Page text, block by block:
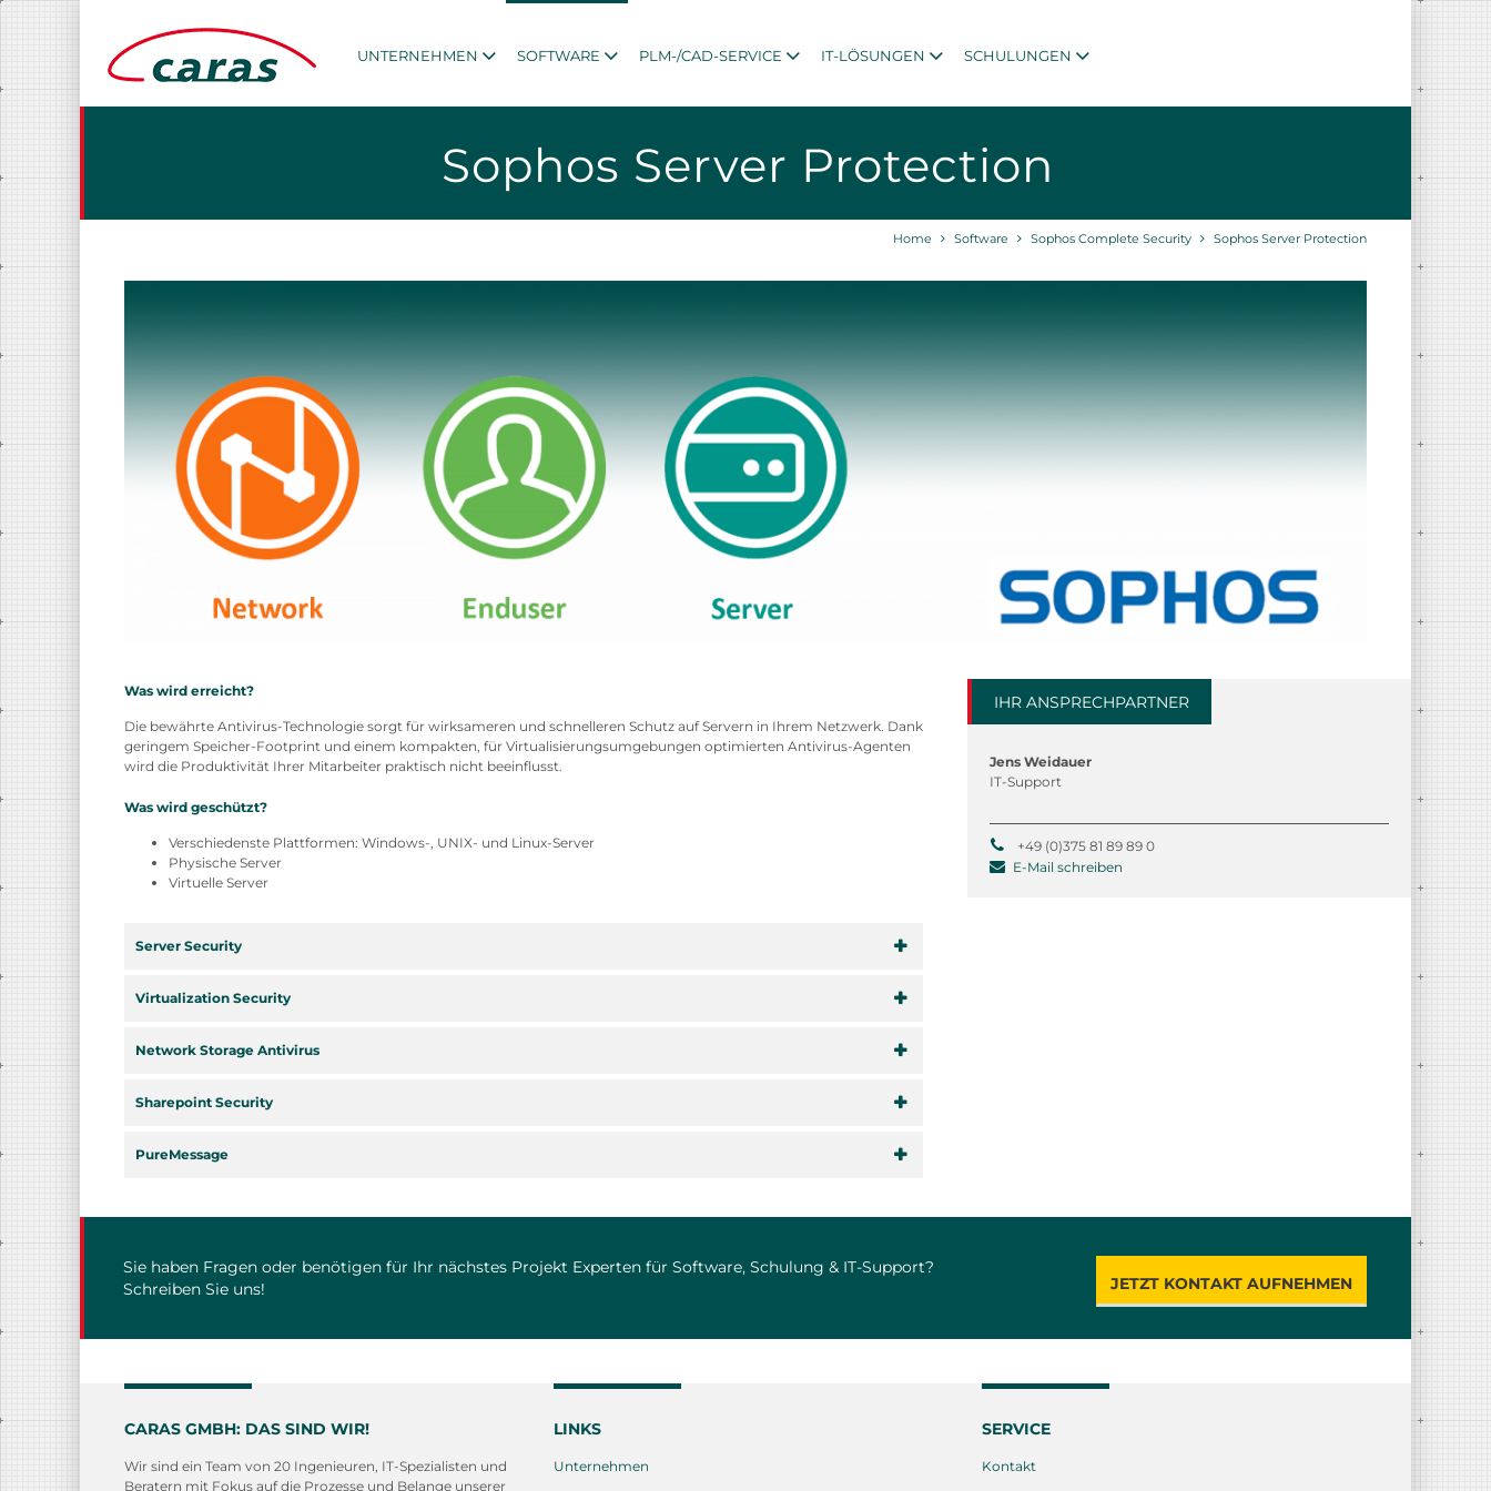
UNTERNEHMEN SOFTWARE PLM-/CAD-SERVICE IT-LÖSUNGEN SCHULUNGEN
Sophos Server Protection
Home Software Sophos Complete Security Sophos Server Protection
Was wird erreicht?
Die bewährte Antivirus-Technologie sorgt für wirksameren und schnelleren Schutz auf Servern in Ihrem Netzwerk. Dank
geringem Speicher-Footprint und einem kompakten, für Virtualisierungsumgebungen optimierten Antivirus-Agenten
wird die Produktivität Ihrer Mitarbeiter praktisch nicht beeinflusst.
Was wird geschützt?
Verschiedenste Plattformen: Windows-, UNIX- und Linux-Server
Physische Server
Virtuelle Server
Server Security
Virtualization Security
Network Storage Antivirus
Sharepoint Security
PureMessage
IHR ANSPRECHPARTNER
Jens Weidauer
IT-Support
+49 (0)375 81 89 89 0
E-Mail schreiben
Sie haben Fragen oder benötigen für Ihr nächstes Projekt Experten für Software, Schulung & IT-Support?
Schreiben Sie uns!
JETZT KONTAKT AUFNEHMEN
CARAS GMBH: DAS SIND WIR!
Wir sind ein Team von 20 Ingenieuren, IT-Spezialisten und
Beratern mit Fokus auf die Prozesse und Belange unserer
LINKS
Unternehmen
SERVICE
Kontakt